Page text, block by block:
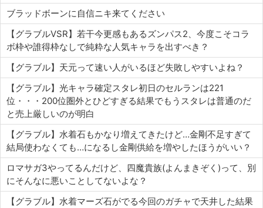
ブラッドボーンに自信ニキ来てください
【グラブルVSR】若干今更感もあるズンパス2、今度こそコラ
ボ枠や誰得枠なしで純粋な人気キャラを出すべき？
【グラブル】天元って速い人がいるほど失敗しやすいよね？
【グラブル】光キャラ確定スタレ初日のセルランは221
位・・・200位圏外とひどすぎる結果でもうスタレは普通のだ
と売上厳しいのが明白
【グラブル】水着石もかなり増えてきたけど…金剛不足すぎて
結局使わなくても…になるし金剛供給を増やしたほうがいい？
ロマサガ3やってるんだけど、四魔貴族(よんまきぞく)って、別
にそんなに悪いことしてないよな？
【グラブル】水着マーズ石がでる今回のガチャで天井した結果